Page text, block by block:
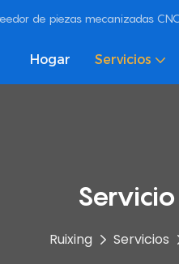
de piezas mecanizadas
Hogar Servicios
Ruixing Servicios